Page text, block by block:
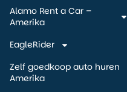
Alamo Rent a Car –
Amerika
EagleRider
Zelf goedkoop auto huren
Amerika